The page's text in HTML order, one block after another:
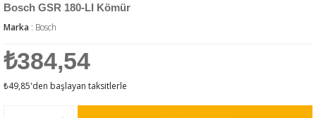
Bosch GSR 180-LI Kömür
Marka : Bosch
₺384,54
₺49,85'den başlayan taksitlerle